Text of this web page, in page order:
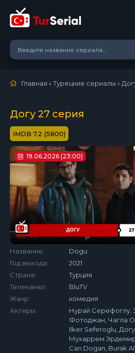
Главная »Турецкие сериалы »
Догу 27 серия
7.2 (5800)
19.06.2026 (23:00)
Название:
Dogu
Год выхода:
2021
Страна:
Турция
Телеканал:
BluTV
Жанр:
комедия
Актеры:
Нурай Серефоглу,
Фотоджан, Чагла
Ilker Seferoglu,
Мухаррем
Can Dogan, Burak